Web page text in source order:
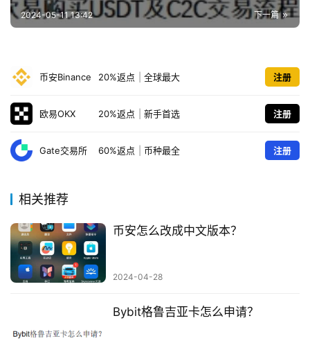
下一篇
2024-05-11 13:42
币安Binance 20%返点 全球最大 注册
欧易OKX 20%返点 新手首选 注册
Gate交易所 60%返点 币种最全 注册
相关推荐
币安怎么改成中文版本？
2024-04-28
Bybit格鲁吉亚卡怎么申请？